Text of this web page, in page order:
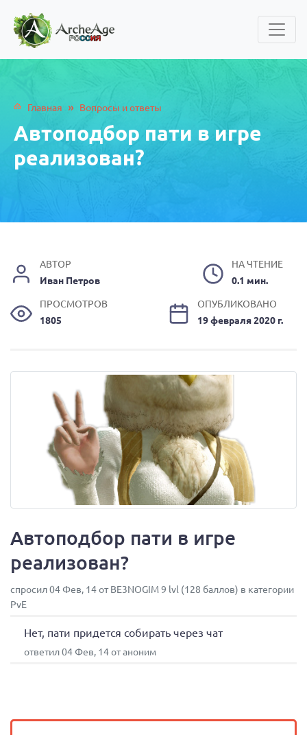
Главная » Вопросы и ответы
Автоподбор пати в игре
реализован?
АВТОР
Иван Петров
НА ЧТЕНИЕ
0.1 мин.
ПРОСМОТРОВ
1805
ОПУБЛИКОВАНО
19 февраля 2020 г.
Автоподбор пати в игре
реализован?
спросил 04 Фев, 14 от BE3NOGIM 9 lvl (128 баллов) в категории
PvE
Нет, пати придется собирать через чат
ответил 04 Фев, 14 от аноним